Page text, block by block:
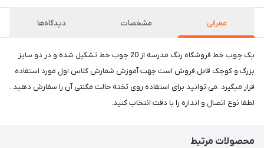
معرفی مشخصات دیدگاه‌ها
پک چوب خط فروشگاه رنگ مدرسه از 20 چوب خط تشکیل شده و در دو سایز
بزرگ و کوچک قابل فروش است جهت آموزش شمارش کلاس اول مورد استفاده
قرار میگیرد .می توانید برای استفاده روی تخته حالت مگنتی آن را سفارش دهید .
لطفا نوع اتصال و اندازه را با دقت انتخاب کنید.
محصولات مرتبط